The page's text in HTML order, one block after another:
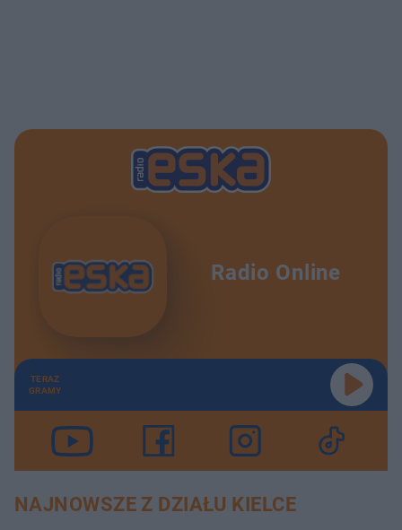
Radio Online
TERAZ
GRAMY
NAJNOWSZE Z DZIAŁU KIELCE